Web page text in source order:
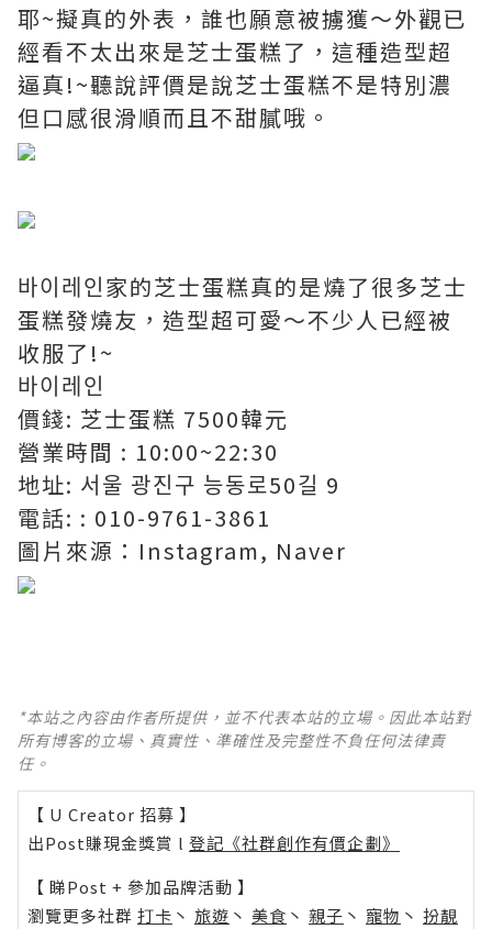
耶~擬真的外表，誰也願意被擄獲～外觀已
經看不太出來是芝士蛋糕了，這種造型超
逼真!~聽說評價是說芝士蛋糕不是特別濃
但口感很滑順而且不甜膩哦。
바이레인家的芝士蛋糕真的是燒了很多芝士
蛋糕發燒友，造型超可愛～不少人已經被
收服了!~
바이레인
價錢: 芝士蛋糕 7500韓元
營業時間 : 10:00~22:30
地址: 서울 광진구 능동로50길 9
電話: : 010-9761-3861
圖片來源：Instagram, Naver
*本站之內容由作者所提供，並不代表本站的立場。因此本站對
所有博客的立場、真實性、準確性及完整性不負任何法律責
任。
【 U Creator 招募 】
出Post賺現金獎賞 l 登記《社群創作有價企劃》
【 睇Post + 參加品牌活動 】
瀏覽更多社群 打卡 丶 旅遊 丶 美食 丶 親子 丶 寵物 丶 扮靚